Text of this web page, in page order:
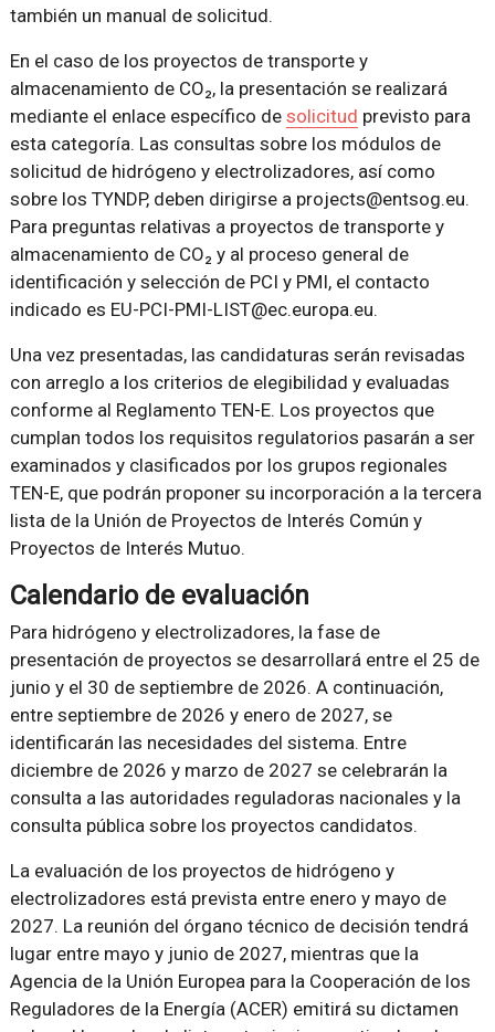
también un manual de solicitud.
En el caso de los proyectos de transporte y
almacenamiento de CO₂, la presentación se realizará
mediante el enlace específico de solicitud previsto para
esta categoría. Las consultas sobre los módulos de
solicitud de hidrógeno y electrolizadores, así como
sobre los TYNDP, deben dirigirse a projects@entsog.eu.
Para preguntas relativas a proyectos de transporte y
almacenamiento de CO₂ y al proceso general de
identificación y selección de PCI y PMI, el contacto
indicado es EU-PCI-PMI-LIST@ec.europa.eu.
Una vez presentadas, las candidaturas serán revisadas
con arreglo a los criterios de elegibilidad y evaluadas
conforme al Reglamento TEN-E. Los proyectos que
cumplan todos los requisitos regulatorios pasarán a ser
examinados y clasificados por los grupos regionales
TEN-E, que podrán proponer su incorporación a la tercera
lista de la Unión de Proyectos de Interés Común y
Proyectos de Interés Mutuo.
Calendario de evaluación
Para hidrógeno y electrolizadores, la fase de
presentación de proyectos se desarrollará entre el 25 de
junio y el 30 de septiembre de 2026. A continuación,
entre septiembre de 2026 y enero de 2027, se
identificarán las necesidades del sistema. Entre
diciembre de 2026 y marzo de 2027 se celebrarán la
consulta a las autoridades reguladoras nacionales y la
consulta pública sobre los proyectos candidatos.
La evaluación de los proyectos de hidrógeno y
electrolizadores está prevista entre enero y mayo de
2027. La reunión del órgano técnico de decisión tendrá
lugar entre mayo y junio de 2027, mientras que la
Agencia de la Unión Europea para la Cooperación de los
Reguladores de la Energía (ACER) emitirá su dictamen